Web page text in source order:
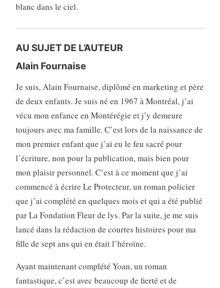
blanc dans le ciel.
AU SUJET DE L’AUTEUR
Alain Fournaise
Je suis, Alain Fournaise, diplômé en marketing et père
de deux enfants. Je suis né en 1967 à Montréal, j’ai
vécu mon enfance en Montérégie et j’y demeure
toujours avec ma famille. C’est lors de la naissance de
mon premier enfant que j’ai eu le feu sacré pour
l’écriture, non pour la publication, mais bien pour
mon plaisir personnel. C’est à ce moment que j’ai
commencé à écrire Le Protecteur, un roman policier
que j’ai complété en quelques mois et qui a été publié
par La Fondation Fleur de lys. Par la suite, je me suis
lancé dans la rédaction de courtes histoires pour ma
fille de sept ans qui en était l’héroïne.
Ayant maintenant complété Yoan, un roman
fantastique, c’est avec beaucoup de fierté et de